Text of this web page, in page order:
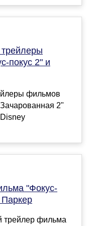
покус 2" и
фильмов
2"
"Фокус-
трейлер фильма